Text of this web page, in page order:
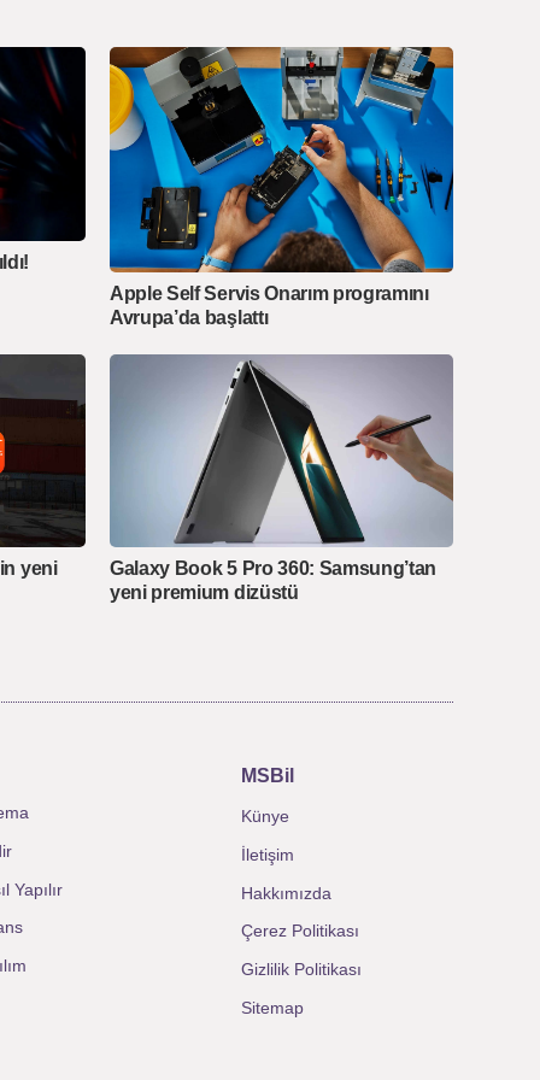
Apple Self Servis Onarım programını
Avrupa’da başlattı
yeni
Galaxy Book 5 Pro 360: Samsung’tan
yeni premium dizüstü
Yapılır
MSBil
Künye
İletişim
Hakkımızda
Çerez Politikası
Gizlilik Politikası
Sitemap